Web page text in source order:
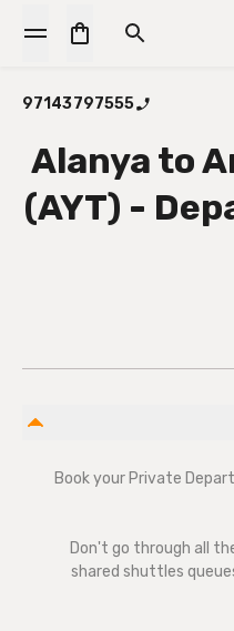
97143797555
Alanya to
(AYT) -
Book your Private
Don't go through all
shared shuttles